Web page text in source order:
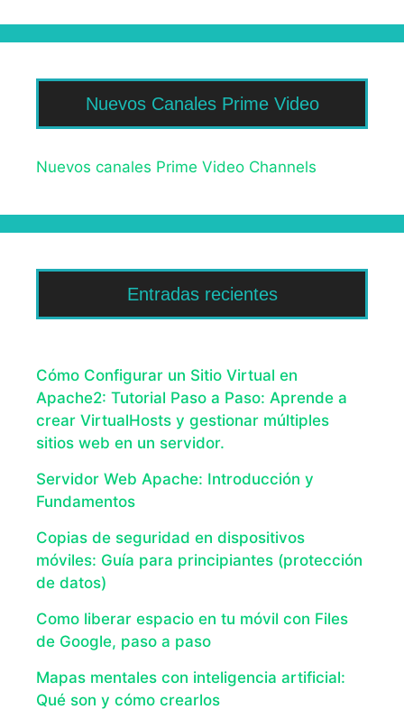
Nuevos Canales Prime Video
Nuevos canales Prime Video Channels
Entradas recientes
Cómo Configurar un Sitio Virtual en
Apache2: Tutorial Paso a Paso: Aprende a
crear VirtualHosts y gestionar múltiples
sitios web en un servidor.
Servidor Web Apache: Introducción y
Fundamentos
Copias de seguridad en dispositivos
móviles: Guía para principiantes (protección
de datos)
Como liberar espacio en tu móvil con Files
de Google, paso a paso
Mapas mentales con inteligencia artificial:
Qué son y cómo crearlos